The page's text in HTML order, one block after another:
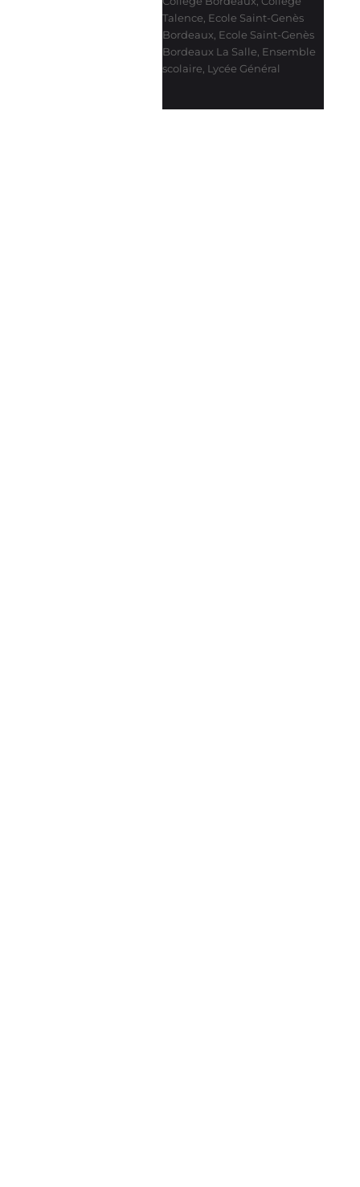
Talence Ecole Saint-Genès
Bordeaux Ecole Saint-Genès
Bordeaux La Salle Ensemble
scolaire Lycée Général